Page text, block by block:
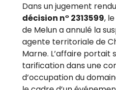
Dans un jugement rendu
décision n° 2313599,
de Melun a annulé la
agente territoriale de
Marne. L’affaire portait
tarification dans une
d’occupation du